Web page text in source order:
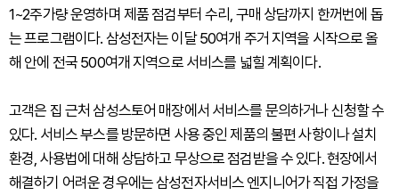
1~2주가량 운영하며 제품 점검부터 수리, 구매 상담까지 한꺼번에 돕
는 프로그램이다. 삼성전자는 이달 50여개 주거 지역을 시작으로 올
해 안에 전국 500여개 지역으로 서비스를 넓힐 계획이다.
고객은 집 근처 삼성스토어 매장에서 서비스를 문의하거나 신청할 수
있다. 서비스 부스를 방문하면 사용 중인 제품의 불편 사항이나 설치
환경, 사용법에 대해 상담하고 무상으로 점검받을 수 있다. 현장에서
해결하기 어려운 경우에는 삼성전자서비스 엔지니어가 직접 가정을